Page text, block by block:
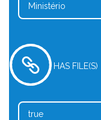
Ministério
HAS FILE(S)
true